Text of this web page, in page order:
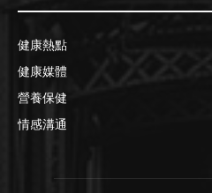
健康熱點
健康媒體
營養保健
情感溝通